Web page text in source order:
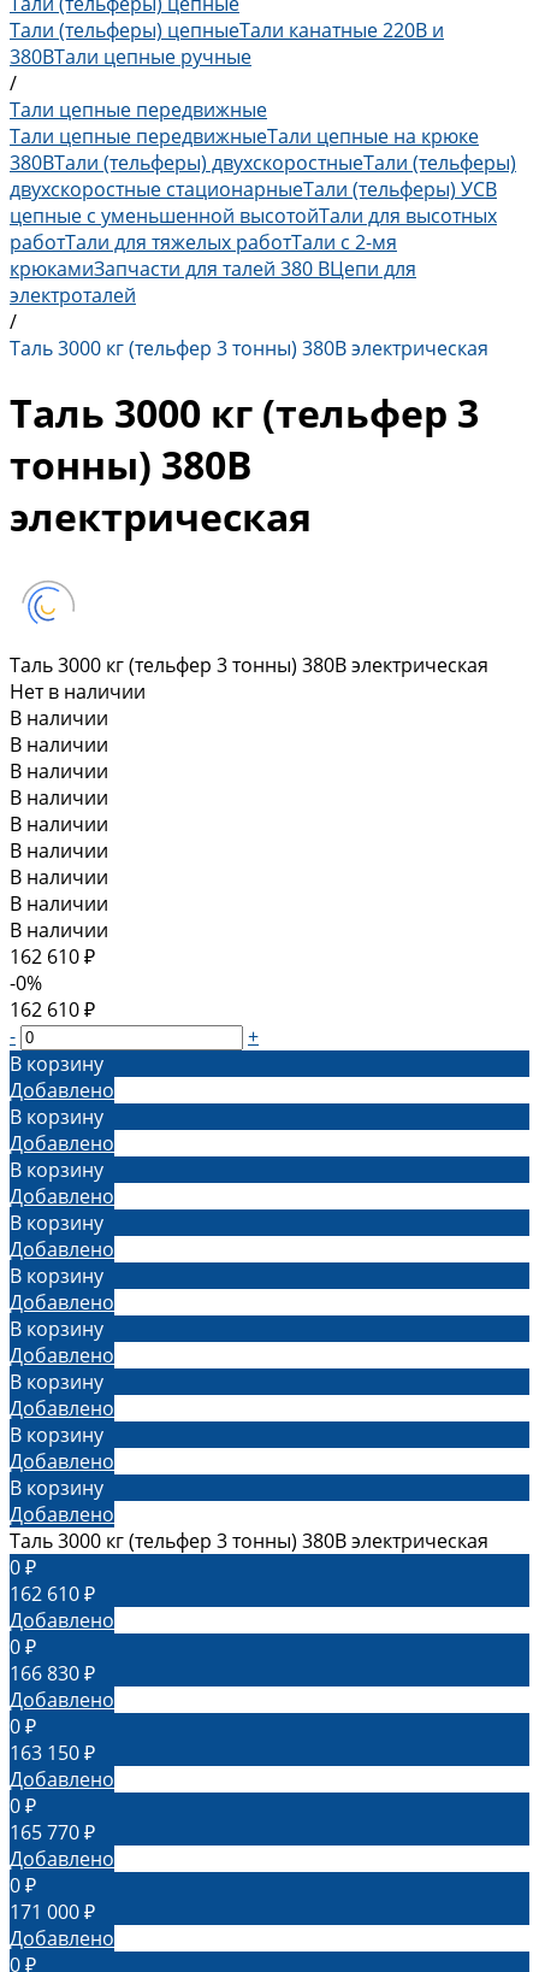
Тали (тельферы) цепныеТали канатные 220В и
380ВТали цепные ручные
/
Тали цепные передвижные
Тали цепные передвижныеТали цепные на крюке
380ВТали (тельферы) двухскоростныеТали (тельферы)
двухскоростные стационарныеТали (тельферы) УСВ
цепные с уменьшенной высотойТали для высотных
работТали для тяжелых работТали с 2-мя
крюкамиЗапчасти для талей 380 ВЦепи для
электроталей
/
Таль 3000 кг (тельфер 3 тонны) 380В электрическая
Таль 3000 кг (тельфер 3
тонны) 380В
электрическая
Таль 3000 кг (тельфер 3 тонны) 380В электрическая
Нет в наличии
В наличии
В наличии
В наличии
В наличии
В наличии
В наличии
В наличии
В наличии
В наличии
162 610 ₽
-0%
162 610 ₽
-
+
В корзину
Добавлено
В корзину
Добавлено
В корзину
Добавлено
В корзину
Добавлено
В корзину
Добавлено
В корзину
Добавлено
В корзину
Добавлено
В корзину
Добавлено
В корзину
Добавлено
Таль 3000 кг (тельфер 3 тонны) 380В электрическая
0 ₽
162 610 ₽
Добавлено
0 ₽
166 830 ₽
Добавлено
0 ₽
163 150 ₽
Добавлено
0 ₽
165 770 ₽
Добавлено
0 ₽
171 000 ₽
Добавлено
0 ₽